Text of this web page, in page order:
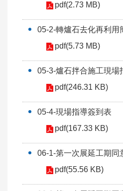
pdf(2.73 MB)
05-2-轉爐石去化再利用
pdf(5.73 MB)
05-3-爐石拌合施工現場
pdf(246.31 KB)
05-4-現場指導簽到表
pdf(167.33 KB)
06-1-第一次展延工期同
pdf(55.56 KB)